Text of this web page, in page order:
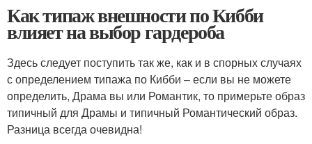
Как типаж внешности по Кибби
влияет на выбор гардероба
Здесь следует поступить так же, как и в спорных случаях
с определением типажа по Кибби – если вы не можете
определить, Драма вы или Романтик, то примерьте образ
типичный для Драмы и типичный Романтический образ.
Разница всегда очевидна!